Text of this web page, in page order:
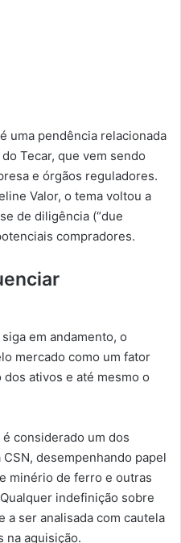
uma pendência relacionada
Tecar, que vem sendo
e órgãos reguladores.
Valor, o tema voltou a
de diligência (“due
compradores.
em andamento, o
mercado como um fator
dos ativos e até mesmo o
considerado um dos
desempenhando papel
minério de ferro e outras
indefinição sobre
a ser analisada com cautela
na aquisição.